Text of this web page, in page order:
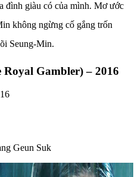
đình giàu có của mình. Mơ ước
không ngừng cố gắng trốn
Seung-Min.
Gambler) – 2016
Geun Suk